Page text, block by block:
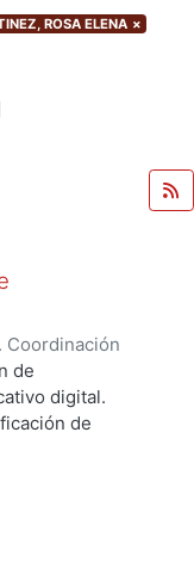
ROSA ELENA ×
Coordinación
de
digital.
de